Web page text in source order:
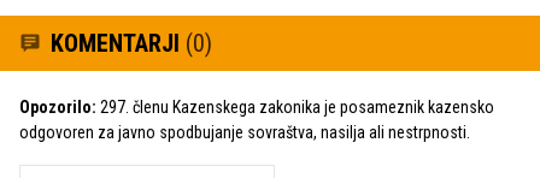
KOMENTARJI (0)
Opozorilo: 297. členu Kazenskega zakonika je posameznik kazensko
odgovoren za javno spodbujanje sovraštva, nasilja ali nestrpnosti.